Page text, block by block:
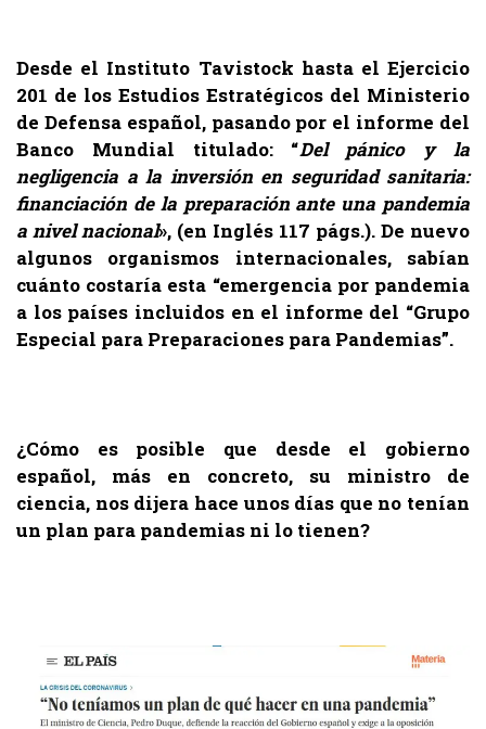
Desde el Instituto Tavistock hasta el Ejercicio
201 de los Estudios Estratégicos del Ministerio
de Defensa español, pasando por el informe del
Banco Mundial titulado: “Del pánico y la
negligencia a la inversión en seguridad sanitaria:
financiación de la preparación ante una pandemia
a nivel nacional», (en Inglés 117 págs.). De nuevo
algunos organismos internacionales, sabían
cuánto costaría esta “emergencia por pandemia
a los países incluidos en el informe del “Grupo
Especial para Preparaciones para Pandemias”.
¿Cómo es posible que desde el gobierno
español, más en concreto, su ministro de
ciencia, nos dijera hace unos días que no tenían
un plan para pandemias ni lo tienen?